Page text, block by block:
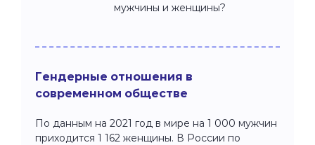
мужчины и женщины?
Гендерные отношения в
современном обществе
По данным на 2021 год в мире на 1 000 мужчин
приходится 1 162 женщины. В России по